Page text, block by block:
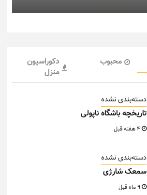
محبوب
دکوراسیون
منزل
دسته‌بندی نشده
تاریخچه باشگاه ناپولی
دسته‌بندی نشده
سمعک شارژی